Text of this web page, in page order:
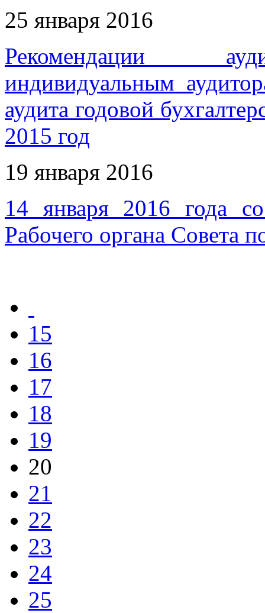
25 января 2016
Рекомендации
индивидуальным
аудита годовой
2015 год
19 января 2016
14 января 2016 года
Рабочего органа Совета
15
16
17
18
19
20
21
22
23
24
25